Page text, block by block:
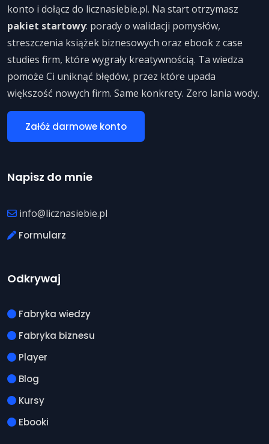
konto i dołącz do licznasiebie.pl. Na start otrzymasz
pakiet startowy: porady o walidacji pomysłów,
streszczenia książek biznesowych oraz ebook z case
studies firm, które wygrały kreatywnością. Ta wiedza
pomoże Ci uniknąć błędów, przez które upada
większość nowych firm. Same konkrety. Zero lania wody.
Załóż darmowe konto
Napisz do mnie
info@licznasiebie.pl
Formularz
Odkrywaj
Fabryka wiedzy
Fabryka biznesu
Player
Blog
Kursy
Ebooki